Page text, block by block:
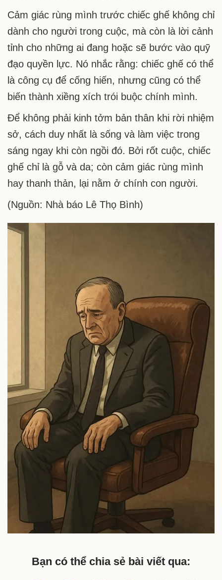
Cảm giác rùng mình trước chiếc ghế không chỉ
dành cho người trong cuộc, mà còn là lời cảnh
tỉnh cho những ai đang hoặc sẽ bước vào quỹ
đạo quyền lực. Nó nhắc rằng: chiếc ghế có thể
là công cụ để cống hiến, nhưng cũng có thể
biến thành xiềng xích trói buộc chính mình.
Để không phải kinh tởm bản thân khi rời nhiệm
sở, cách duy nhất là sống và làm việc trong
sáng ngay khi còn ngồi đó. Bởi rốt cuộc, chiếc
ghế chỉ là gỗ và da; còn cảm giác rùng mình
hay thanh thản, lại nằm ở chính con người.
(Nguồn: Nhà báo Lê Thọ Bình)
Bạn có thể chia sẻ bài viết qua: